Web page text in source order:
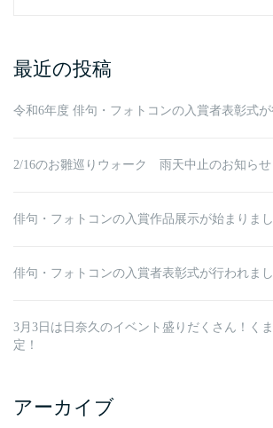
り
最近の投稿
令和6年度 俳句・フォトコンの入賞者表彰式
2/16のお雛巡りウォーク 雨天中止のお知らせ
俳句・フォトコンの入賞作品展示が始まりま
俳句・フォトコンの入賞者表彰式が行われま
3月3日は日奈久のイベント盛りだくさん！く
定！
アーカイブ